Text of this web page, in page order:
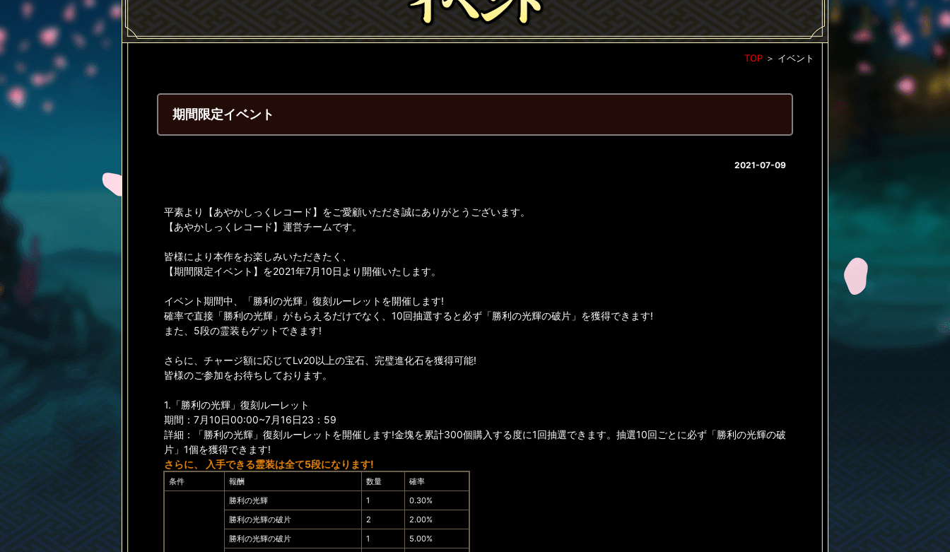
TOP ＞ イベント
期間限定イベント
2021-07-09
平素より【あやかしっくレコード】をご愛顧いただき誠にありがとうございます。
【あやかしっくレコード】運営チームです。
皆様により本作をお楽しみいただきたく、
【期間限定イベント】を2021年7月10日より開催いたします。
イベント期間中、「勝利の光輝」復刻ルーレットを開催します!
確率で直接「勝利の光輝」がもらえるだけでなく、10回抽選すると必ず「勝利の光輝の破片」を獲得できます!
また、5段の霊装もゲットできます!
さらに、チャージ額に応じてLv20以上の宝石、完璧進化石を獲得可能!
皆様のご参加をお待ちしております。
1.「勝利の光輝」復刻ルーレット
期間：7月10日00:00~7月16日23：59
詳細：「勝利の光輝」復刻ルーレットを開催します!金塊を累計300個購入する度に1回抽選できます。抽選10回ごとに必ず「勝利の光輝の破
片」1個を獲得できます!
さらに、 入手できる霊装は全て5段になります!
条件 報酬 数量 確率
勝利の光輝 1
0.30%
勝利の光輝の破片
2
2.00%
勝利の光輝の破片
1
5.00%